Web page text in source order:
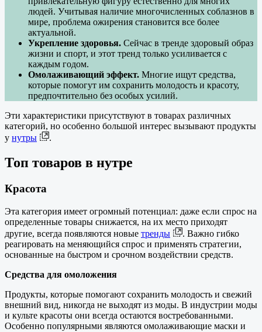
людей. Учитывая наличие многочисленных соблазнов в
мире, проблема ожирения становится все более
актуальной.
Укрепление здоровья. Сейчас в тренде здоровый образ
жизни и спорт, и этот тренд только усиливается с
каждым годом.
Омолаживающий эффект. Многие ищут средства,
которые помогут им сохранить молодость и красоту,
предпочтительно без особых усилий.
Эти характеристики присутствуют в товарах различных
категорий, но особенно большой интерес вызывают продукты
у нутры .
Топ товаров в нутре
Красота
Эта категория имеет огромный потенциал: даже если спрос на
определенные товары снижается, на их место приходят
другие, всегда появляются новые тренды
. Важно гибко
реагировать на меняющийся спрос и применять стратегии,
основанные на быстром и срочном воздействии средств.
Средства для омоложения
Продукты, которые помогают сохранить молодость и свежий
внешний вид, никогда не выходят из моды. В индустрии моды
и культе красоты они всегда остаются востребованными.
Особенно популярными являются омолаживающие маски и